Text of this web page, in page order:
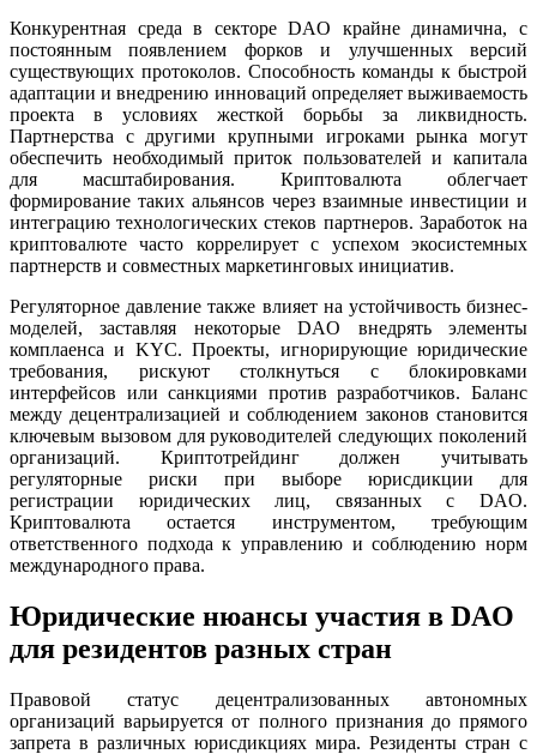
Конкурентная среда в секторе DAO крайне динамична, с
постоянным появлением форков и улучшенных версий
существующих протоколов. Способность команды к быстрой
адаптации и внедрению инноваций определяет выживаемость
проекта в условиях жесткой борьбы за ликвидность.
Партнерства с другими крупными игроками рынка могут
обеспечить необходимый приток пользователей и капитала
для масштабирования. Криптовалюта облегчает
формирование таких альянсов через взаимные инвестиции и
интеграцию технологических стеков партнеров. Заработок на
криптовалюте часто коррелирует с успехом экосистемных
партнерств и совместных маркетинговых инициатив.
Регуляторное давление также влияет на устойчивость бизнес-
моделей, заставляя некоторые DAO внедрять элементы
комплаенса и KYC. Проекты, игнорирующие юридические
требования, рискуют столкнуться с блокировками
интерфейсов или санкциями против разработчиков. Баланс
между децентрализацией и соблюдением законов становится
ключевым вызовом для руководителей следующих поколений
организаций. Криптотрейдинг должен учитывать
регуляторные риски при выборе юрисдикции для
регистрации юридических лиц, связанных с DAO.
Криптовалюта остается инструментом, требующим
ответственного подхода к управлению и соблюдению норм
международного права.
Юридические нюансы участия в DAO
для резидентов разных стран
Правовой статус децентрализованных автономных
организаций варьируется от полного признания до прямого
запрета в различных юрисдикциях мира. Резиденты стран с